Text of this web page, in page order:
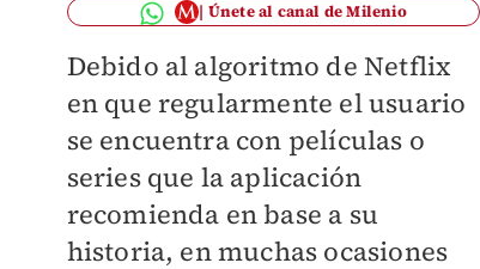
Únete al canal de Milenio
Debido al algoritmo de Netflix
en que regularmente el usuario
se encuentra con películas o
series que la aplicación
recomienda en base a su
historia, en muchas ocasiones